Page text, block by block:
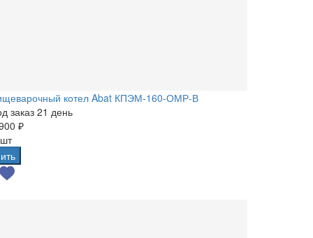
котел Abat КПЭМ-160-ОМР-В
заказ 21 день
₽